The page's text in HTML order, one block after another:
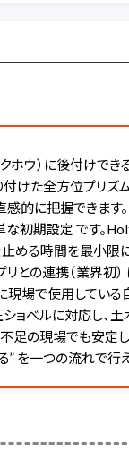
ホウ）に後付けで
り付けた全方位プリ
的に把握できます。
初期設定 です。
める時間を最小限
との連携（業界初
現場で使用してい
ベルに対応し、土
足の現場でも安定
” を一つの流れで行